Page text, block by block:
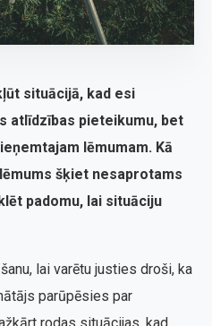
situācijā, kad esi
atlīdzības pieteikumu, bet
lēmumam. Kā
šķiet nesaprotams
padomu, lai situāciju
lai varētu justies droši, ka
parūpēsies par